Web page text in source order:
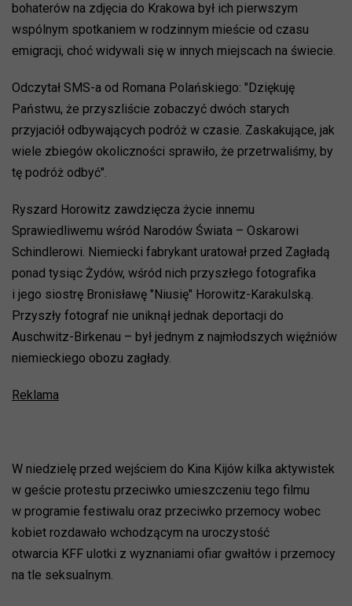
bohaterów na zdjęcia do Krakowa był ich pierwszym
wspólnym spotkaniem w rodzinnym mieście od czasu
emigracji, choć widywali się w innych miejscach na świecie.
Odczytał SMS-a od Romana Polańskiego: "Dziękuję
Państwu, że przyszliście zobaczyć dwóch starych
przyjaciół odbywających podróż w czasie. Zaskakujące, jak
wiele zbiegów okoliczności sprawiło, że przetrwaliśmy, by
tę podróż odbyć".
Ryszard Horowitz zawdzięcza życie innemu
Sprawiedliwemu wśród Narodów Świata – Oskarowi
Schindlerowi. Niemiecki fabrykant uratował przed Zagładą
ponad tysiąc Żydów, wśród nich przyszłego fotografika
i jego siostrę Bronisławę "Niusię" Horowitz-Karakulską.
Przyszły fotograf nie uniknął jednak deportacji do
Auschwitz-Birkenau – był jednym z najmłodszych więźniów
niemieckiego obozu zagłady.
Reklama
W niedzielę przed wejściem do Kina Kijów kilka aktywistek
w geście protestu przeciwko umieszczeniu tego filmu
w programie festiwalu oraz przeciwko przemocy wobec
kobiet rozdawało wchodzącym na uroczystość
otwarcia KFF ulotki z wyznaniami ofiar gwałtów i przemocy
na tle seksualnym.